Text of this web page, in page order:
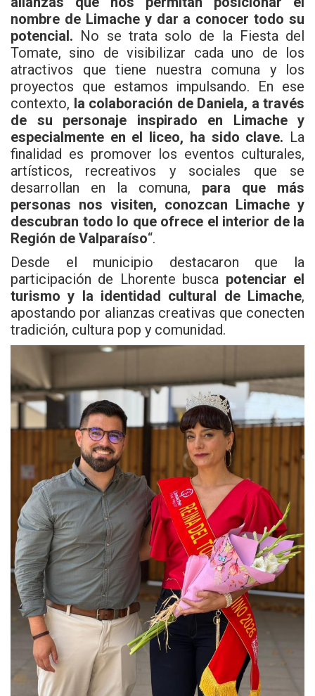
nombre de Limache y dar a conocer todo su
potencial. No se trata solo de la Fiesta del
Tomate, sino de visibilizar cada uno de los
atractivos que tiene nuestra comuna y los
proyectos que estamos impulsando. En ese
contexto, la colaboración de Daniela, a través
de su personaje inspirado en Limache y
especialmente en el liceo, ha sido clave. La
finalidad es promover los eventos culturales,
artísticos, recreativos y sociales que se
desarrollan en la comuna, para que más
personas nos visiten, conozcan Limache y
descubran todo lo que ofrece el interior de la
Región de Valparaíso“.
Desde el municipio destacaron que la
participación de Lhorente busca potenciar el
turismo y la identidad cultural de Limache,
apostando por alianzas creativas que conecten
tradición, cultura pop y comunidad.